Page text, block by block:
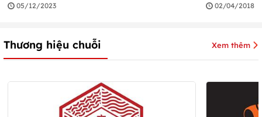
05/12/2023 02/04/2018
Thương hiệu chuỗi Xem thêm